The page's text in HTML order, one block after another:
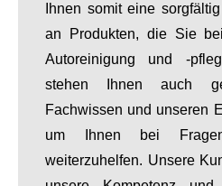
Ihnen somit eine
an Produkten, die Sie
Autoreinigung und -
stehen Ihnen auch
Fachwissen und unseren
um Ihnen bei
weiterzuhelfen. Unsere